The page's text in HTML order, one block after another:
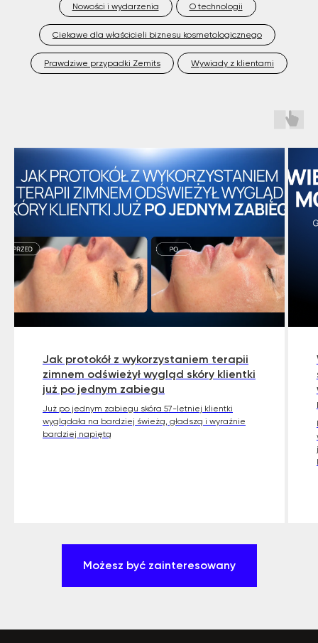
Nowości i wydarzenia O technologii
Ciekawe dla właścicieli biznesu kosmetologicznego
Prawdziwe przypadki Zemits Wywiady z klientami
Jak protokół z wykorzystaniem terapii
zimnem odświeżył wygląd skóry klientki
już po jednym zabiegu
Już po jednym zabiegu skóra 57-letniej klientki
wyglądała na bardziej świeżą, gładszą i wyraźnie
bardziej napiętą
Możesz być zainteresowany